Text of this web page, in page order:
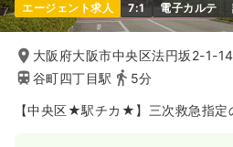
エージェント求人 7:1 電子カルテ
大阪府大阪市中央区法円坂2-1-14
谷町四丁目駅
5分
【中央区★駅チカ★】三次救急指定